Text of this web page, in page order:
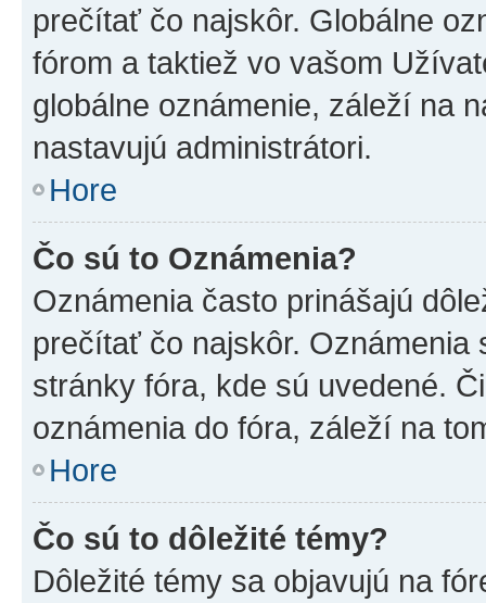
prečítať čo najskôr. Globálne
fórom a taktiež vo vašom
globálne oznámenie, záleží na
nastavujú administrátori.
Hore
Čo sú to Oznámenia?
Oznámenia často prinášajú
prečítať čo najskôr. Oznámenia
stránky fóra, kde sú uvedené.
oznámenia do fóra, záleží na
Hore
Čo sú to dôležité témy?
Dôležité témy sa objavujú na